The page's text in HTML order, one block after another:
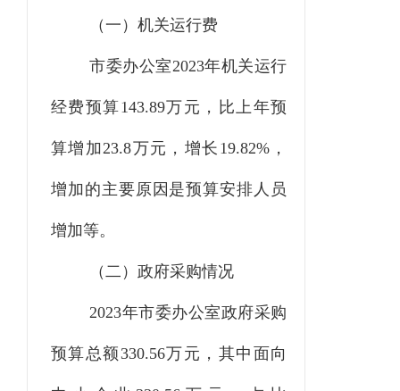
（一）机关运行费
市委办公室2023年机关运行
经费预算143.89万元，比上年预
算增加23.8万元，增长 19.82%，
增加的主要原因是预算安排人员
增加等。
（二）政府采购情况
2023年市委办公室政府采购
预算总额330.56万元，其中 面向